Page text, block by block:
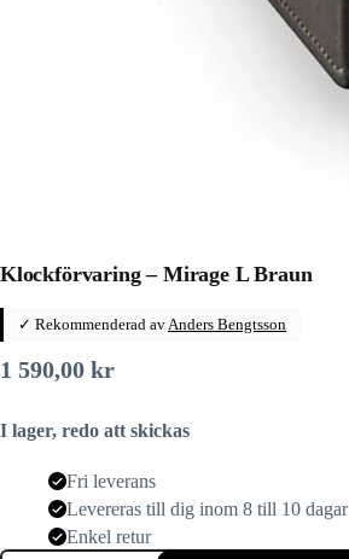
Klockförvaring – Mirage L Braun
✓ Rekommenderad av Anders Bengtsson
1 590,00 kr
I lager, redo att skickas
Fri leverans
Levereras till dig inom 8 till 10 dagar
Enkel retur